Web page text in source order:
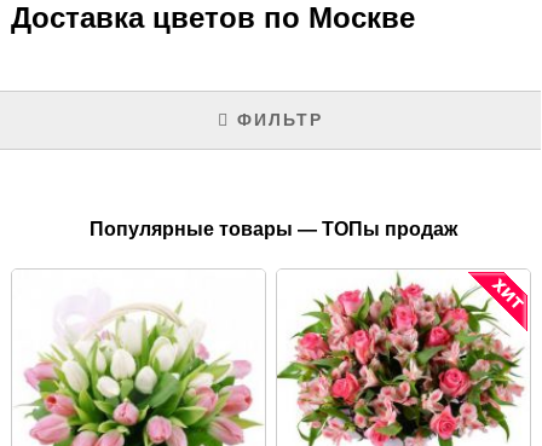
Доставка цветов по Москве
ФИЛЬТР
Популярные товары — ТОПы продаж